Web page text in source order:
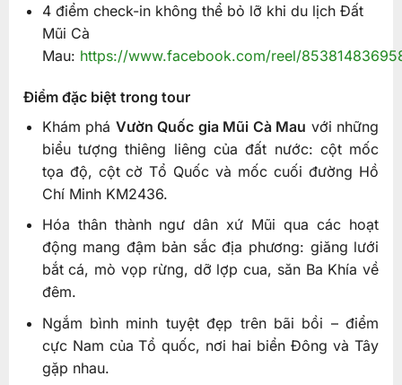
4 điểm check-in không thể bỏ lỡ khi du lịch Đất
Mũi Cà
Mau: https://www.facebook.com/reel/
Điểm đặc biệt trong tour
Khám phá Vườn Quốc gia Mũi Cà Mau với những
biểu tượng thiêng liêng của đất nước: cột mốc
tọa độ, cột cờ Tổ Quốc và mốc cuối đường Hồ
Chí Minh KM2436.
Hóa thân thành ngư dân xứ Mũi qua các hoạt
động mang đậm bản sắc địa phương: giăng lưới
bắt cá, mò vọp rừng, dỡ lợp cua, săn Ba Khía về
đêm.
Ngắm bình minh tuyệt đẹp trên bãi bồi – điểm
cực Nam của Tổ quốc, nơi hai biển Đông và Tây
gặp nhau.